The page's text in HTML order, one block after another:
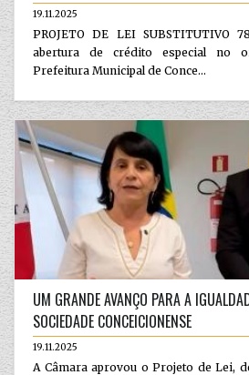
19.11.2025
PROJETO DE LEI SUBSTITUTIVO
abertura de crédito especial no
Prefeitura Municipal de Conce...
UM GRANDE AVANÇO PARA A
SOCIEDADE CONCEICIONENSE
19.11.2025
A Câmara aprovou o Projeto de Lei,